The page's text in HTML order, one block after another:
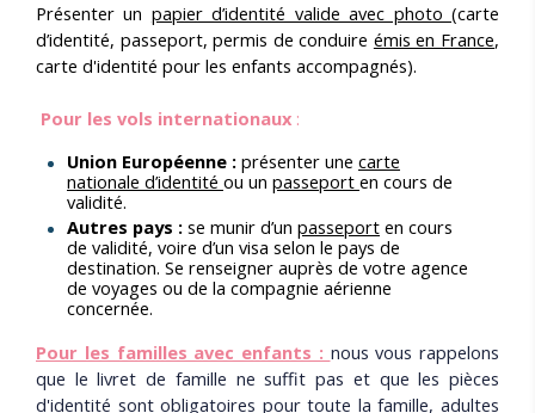
Présenter un papier d’identité valide avec photo(carte
d’identité, passeport, permis de conduire émis en France,
carte d'identité pour les enfants accompagnés).
Pour les vols internationaux :
Union Européenne : présenter une carte
nationale d’identité ou un passeport en cours de
validité.
Autres pays : se munir d’un passeport en cours
de validité, voire d’un visa selon le pays de
destination. Se renseigner auprès de votre agence
de voyages ou de la compagnie aérienne
concernée.
Pour les familles avec enfants : nous vous rappelons
que le livret de famille ne suffit pas et que les pièces
d'identité sont obligatoires pour toute la famille, adultes